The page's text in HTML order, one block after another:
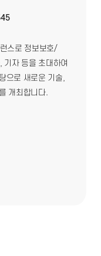
스로 정보보호/
기자 등을 초대하여
으로 새로운 기술,
개최합니다.